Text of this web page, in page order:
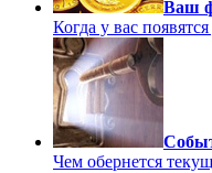
Ваш
Когда у вас
Чем обернется